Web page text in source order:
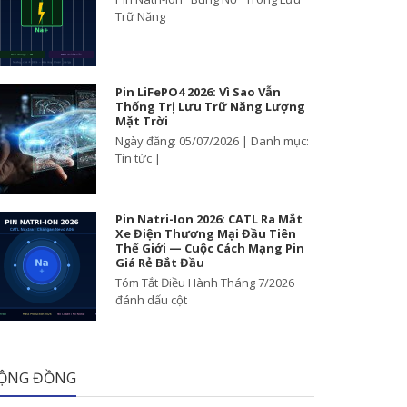
Trữ Năng
Pin LiFePO4 2026: Vì Sao Vẫn
Thống Trị Lưu Trữ Năng Lượng
Mặt Trời
Ngày đăng: 05/07/2026 | Danh mục:
Tin tức |
Pin Natri-Ion 2026: CATL Ra Mắt
Xe Điện Thương Mại Đầu Tiên
Thế Giới — Cuộc Cách Mạng Pin
Giá Rẻ Bắt Đầu
Tóm Tắt Điều Hành Tháng 7/2026
đánh dấu cột
ĐỒNG